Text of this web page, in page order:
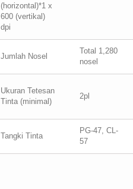
(horizontal)*1 x
600 (vertikal)
dpi
Jumlah Nosel
Total 1,280
nosel
Ukuran Tetesan
Tinta (minimal)
2pl
Tangki Tinta
PG-47, CL-
57